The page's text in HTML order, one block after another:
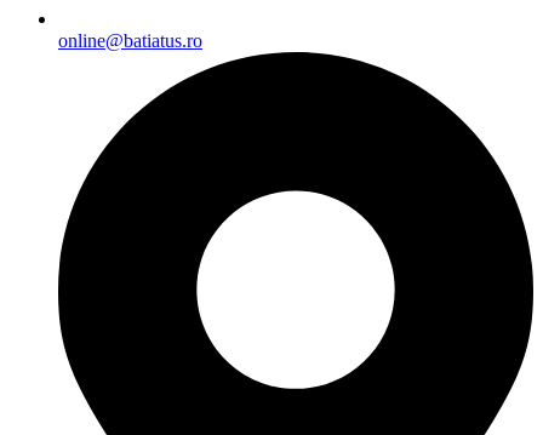
online@batiatus.ro